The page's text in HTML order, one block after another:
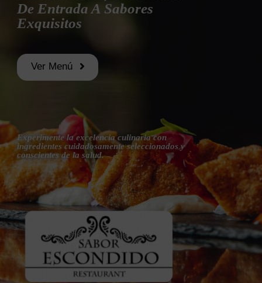
De Entrada A Sabores
Exquisitos
Ver Menú
Experimente la excelencia culinaria con
ingredientes cuidadosamente seleccionados y
conscientes de la salud.